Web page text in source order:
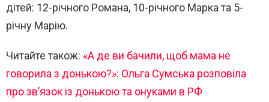
дітей: 12-річного Романа, 10-річного Марка та 5-
річну Марію.
Читайте також: «А де ви бачили, щоб мама не
говорила з донькою?»: Ольга Сумська розповіла
про зв’язок із донькою та онуками в РФ